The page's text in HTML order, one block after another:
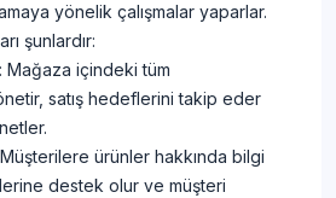
yönelik çalışmalar yaparlar.
şunlardır:
Mağaza içindeki tüm
satış hedeflerini takip eder
Müşterilere ürünler hakkında bilgi
destek olur ve müşteri